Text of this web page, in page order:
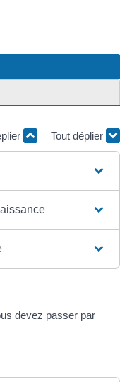
Tout déplier
devez passer par